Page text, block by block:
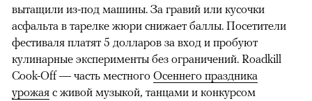
вытащили из-под машины. За гравий или кусочки
асфальта в тарелке жюри снижает баллы. Посетители
фестиваля платят 5 долларов за вход и пробуют
кулинарные эксперименты без ограничений. Roadkill
Cook-Off — часть местного Осеннего праздника
урожая с живой музыкой, танцами и конкурсом